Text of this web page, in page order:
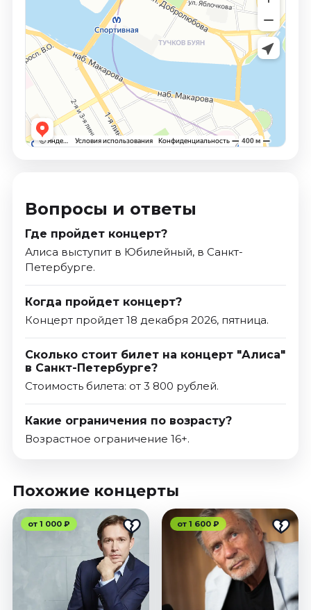
Вопросы и ответы
Где пройдет концерт?
Алиса выступит в Юбилейный, в Санкт-
Петербурге.
Когда пройдет концерт?
Концерт пройдет 18 декабря 2026, пятница.
Сколько стоит билет на концерт "Алиса"
в Санкт-Петербурге?
Стоимость билета: от 3 800 рублей.
Какие ограничения по возрасту?
Возрастное ограничение 16+.
Похожие концерты
от 1 000 ₽ от 1 600 ₽